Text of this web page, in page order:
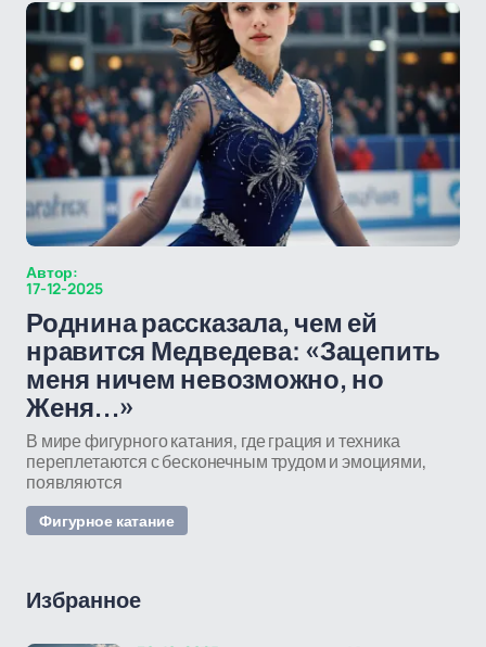
Автор:
17-12-2025
Роднина рассказала, чем ей
нравится Медведева: «Зацепить
меня ничем невозможно, но
Женя…»
В мире фигурного катания, где грация и техника
переплетаются с бесконечным трудом и эмоциями,
появляются
Фигурное катание
Избранное